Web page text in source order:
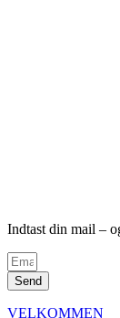
Indtast din mail –
Send
VELKOMMEN